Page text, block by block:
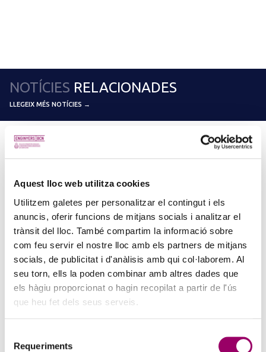
Aquest lloc web utilitza cookies
Utilitzem galetes per personalitzar el contingut i els
anuncis, oferir funcions de mitjans socials i analitzar el
trànsit del lloc. També compartim la informació sobre
com feu servir el nostre lloc amb els partners de mitjans
socials, de publicitat i d'anàlisis amb qui col·laborem. Al
seu torn, ells la poden combinar amb altres dades que
els hàgiu proporcionat o hagin recopilat a partir de l'ús
que heu fet dels seus serveis.
Requeriments
NOTÍCIES RELACIONADES
LLEGEIX MÉS NOTÍCIES →
PINTURA DEL COL·LEGI
5 d'agost de 2026
La creativitat torna a ser protagonista amb el Concurs de Pintura de
la Comissió d’Acció Social del Col·legi. Si t’agrada expressar-te a
través de l’art i vols compartir la teva…